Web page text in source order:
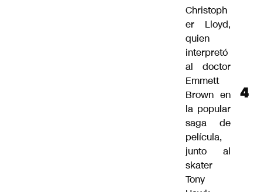
Christoph
er Lloyd,
quien
interpretó
al doctor
Emmett
Brown en
la popular
saga de
película,
junto al
skater
Tony